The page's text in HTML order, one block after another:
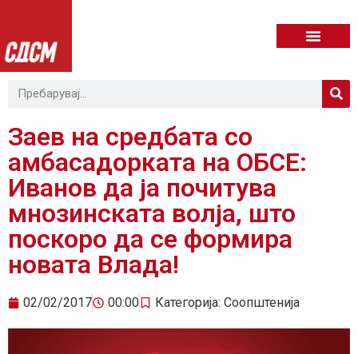
Заев на средбата со
амбасадорката на ОБСЕ:
Иванов да ја почитува
мнозинската волја, што
поскоро да се формира
новата Влада!
02/02/2017 00:00 Категорија: Соопштенија